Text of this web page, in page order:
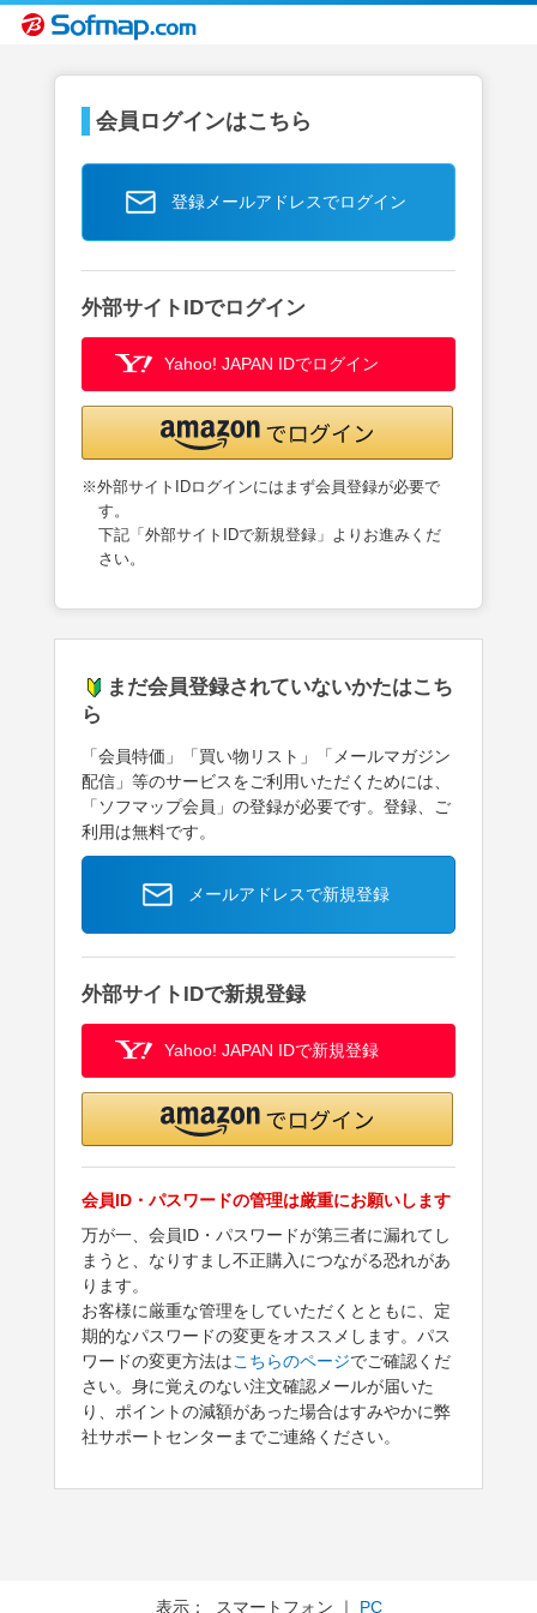
会員ログインはこちら
登録メールアドレスでログイン
外部サイトIDでログイン
Yahoo! JAPAN IDでログイン
※外部サイトIDログインにはまず会員登録が必要で
す。
下記「外部サイトIDで新規登録」よりお進みくだ
さい。
まだ会員登録されていないかたはこち
ら
「会員特価」「買い物リスト」「メールマガジン
配信」等のサービスをご利用いただくためには、
「ソフマップ会員」の登録が必要です。登録、ご
利用は無料です。
メールアドレスで新規登録
外部サイトIDで新規登録
Yahoo! JAPAN IDで新規登録
会員ID・パスワードの管理は厳重にお願いします
万が一、会員ID・パスワードが第三者に漏れてし
まうと、なりすまし不正購入につながる恐れがあ
ります。
お客様に厳重な管理をしていただくとともに、定
期的なパスワードの変更をオススメします。パス
ワードの変更方法はこちらのページでご確認くだ
さい。身に覚えのない注文確認メールが届いた
り、ポイントの減額があった場合はすみやかに弊
社サポートセンターまでご連絡ください。
表示： スマートフォン ｜ PC